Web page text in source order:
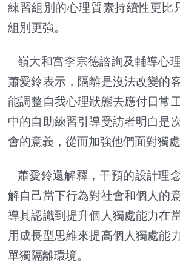
練習組別的心理質素持續性更比
組別更強。
嶺大和富李宗德諮詢及輔導心
蕭愛鈴表示，隔離是沒法改變的
能調整自我心理狀態去應付日常
中的自助練習引導受訪者明白是
會的意義，從而加強他們面對獨處
蕭愛鈴還解釋，干預的設計理
解自己當下行為對社會和個人的
導其認識到提升個人獨處能力在
用成長型思維來提高個人獨處能
單獨隔離環境。